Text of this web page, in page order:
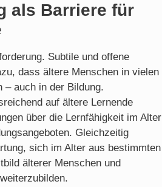
als Barriere für
Subtile und offene
dass ältere Menschen in vielen
– auch in der Bildung.
auf ältere Lernende
über die Lernfähigkeit im Alter
Gleichzeitig
sich im Alter aus bestimmten
älterer Menschen und